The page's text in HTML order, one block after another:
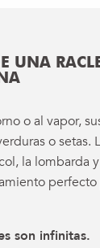
UNA
o al vapor,
o setas.
la lombarda
son infinitas.